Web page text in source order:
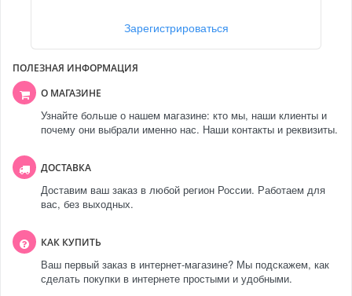
Зарегистрироваться
ПОЛЕЗНАЯ ИНФОРМАЦИЯ
О МАГАЗИНЕ
Узнайте больше о нашем магазине: кто мы, наши клиенты и
почему они выбрали именно нас. Наши контакты и реквизиты.
ДОСТАВКА
Доставим ваш заказ в любой регион России. Работаем для
вас, без выходных.
КАК КУПИТЬ
Ваш первый заказ в интернет-магазине? Мы подскажем, как
сделать покупки в интернете простыми и удобными.